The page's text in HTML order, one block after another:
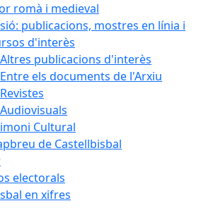
romà i medieval
publicacions, mostres en línia i
d'interès
Altres publicacions d'interès
Entre els documents de l'Arxiu
Revistes
Audiovisuals
Cultural
de Castellbisbal
electorals
en xifres